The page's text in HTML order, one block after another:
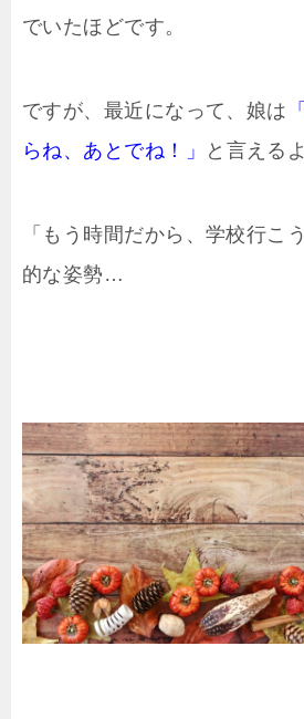
でいたほどです。
ですが、最近になって、娘は
らね、あとでね！」
と言える
「もう時間だから、学校行こ
的な姿勢…